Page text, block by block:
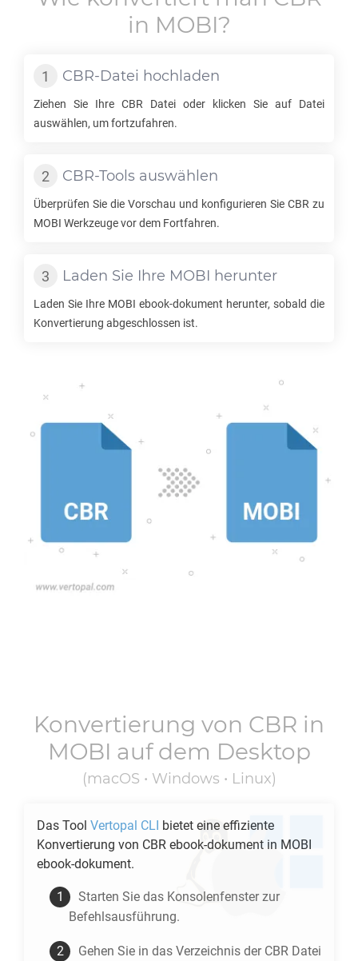
in MOBI?
CBR-Datei hochladen
Ziehen Sie Ihre CBR Datei oder klicken Sie auf Datei
auswählen, um fortzufahren.
CBR-Tools auswählen
Überprüfen Sie die Vorschau und konfigurieren Sie CBR zu
MOBI Werkzeuge vor dem Fortfahren.
Laden Sie Ihre MOBI herunter
Laden Sie Ihre MOBI ebook-dokument herunter, sobald die
Konvertierung abgeschlossen ist.
Konvertierung von CBR in
MOBI auf dem Desktop
(macOS • Windows • Linux)
Das Tool Vertopal CLI bietet eine effiziente
Konvertierung von CBR ebook-dokument in MOBI
ebook-dokument.
Starten Sie das Konsolenfenster zur
Befehlsausführung.
Gehen Sie in das Verzeichnis der CBR Datei